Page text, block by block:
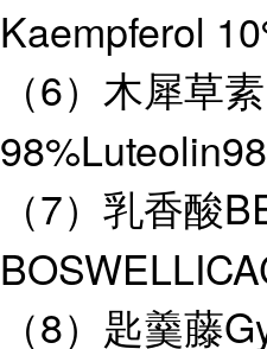
Kaempferol
（6） 木犀草素
（7）乳香酸
（8）匙羹藤